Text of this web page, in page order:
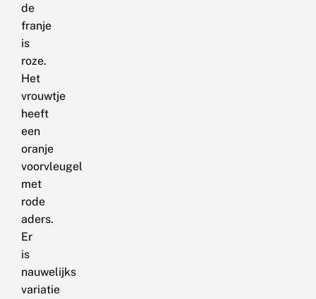
de
franje
is
roze.
Het
vrouwtje
heeft
een
oranje
voorvleugel
met
rode
aders.
Er
is
nauwelijks
variatie